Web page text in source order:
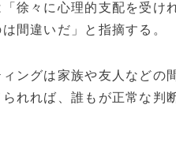
徐々に心理的支配を受け
間違いだ」と指摘する。
ングは家族や友人などの
れれば、誰もが正常な判